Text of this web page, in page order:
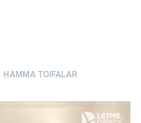
HAMMA TOIFALAR